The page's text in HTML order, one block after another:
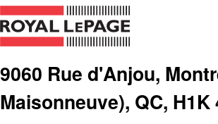
9060 Rue d'Anjou,
Maisonneuve), QC, H1K